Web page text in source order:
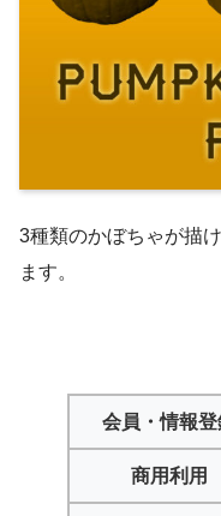
3種類のかぼちゃが描
ます。
会員・情報登
商用利用